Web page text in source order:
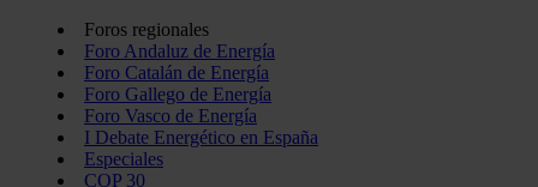
Foros regionales
Foro Andaluz de Energía
Foro Catalán de Energía
Foro Gallego de Energía
Foro Vasco de Energía
I Debate Energético en España
Especiales
COP 30